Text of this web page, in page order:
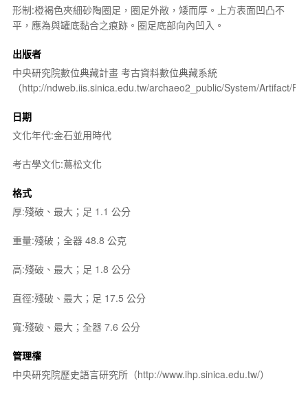
形制:橙褐色夾細砂陶圈足，圈足外敞，矮而厚。上方表面凹凸不
平，應為與罐底黏合之痕跡。圈足底部向內凹入。
出版者
中央研究院數位典藏計畫 考古資料數位典藏系統
（http://ndweb.iis.sinica.edu.tw/archaeo2_public/System/Artifact/
日期
文化年代:金石並用時代
考古學文化:蔦松文化
格式
厚:殘破、最大；足 1.1 公分
重量:殘破；全器 48.8 公克
高:殘破、最大；足 1.8 公分
直徑:殘破、最大；足 17.5 公分
寬:殘破、最大；全器 7.6 公分
管理權
中央研究院歷史語言研究所（http://www.ihp.sinica.edu.tw/）